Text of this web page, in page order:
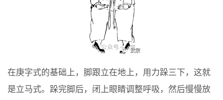
在庚字式的基础上，脚跟立在地上，用力跺三下，这就
是立马式。跺完脚后，闭上眼睛调整呼吸，然后慢慢放